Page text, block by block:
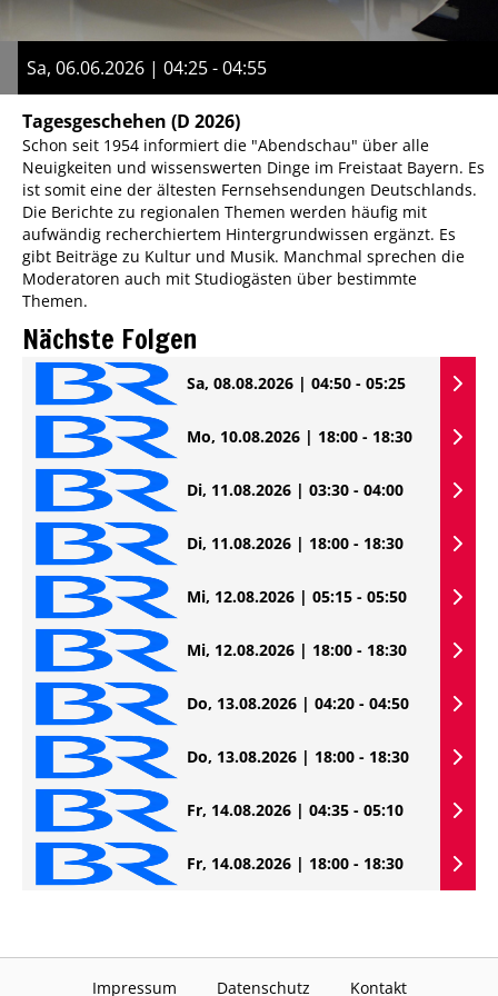
Sa, 06.06.2026 | 04:25 - 04:55
Tagesgeschehen (D 2026)
Schon seit 1954 informiert die "Abendschau" über alle
Neuigkeiten und wissenswerten Dinge im Freistaat Bayern. Es
ist somit eine der ältesten Fernsehsendungen Deutschlands.
Die Berichte zu regionalen Themen werden häufig mit
aufwändig recherchiertem Hintergrundwissen ergänzt. Es
gibt Beiträge zu Kultur und Musik. Manchmal sprechen die
Moderatoren auch mit Studiogästen über bestimmte
Themen.
Nächste Folgen
Sa, 08.08.2026 | 04:50 - 05:25
Mo, 10.08.2026 | 18:00 - 18:30
Di, 11.08.2026 | 03:30 - 04:00
Di, 11.08.2026 | 18:00 - 18:30
Mi, 12.08.2026 | 05:15 - 05:50
Mi, 12.08.2026 | 18:00 - 18:30
Do, 13.08.2026 | 04:20 - 04:50
Do, 13.08.2026 | 18:00 - 18:30
Fr, 14.08.2026 | 04:35 - 05:10
Fr, 14.08.2026 | 18:00 - 18:30
Impressum Datenschutz Kontakt